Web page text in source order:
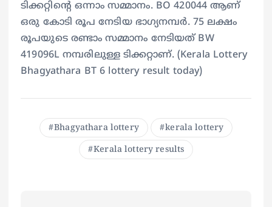
ടിക്കറ്റിന്റെ ഒന്നാം സമ്മാനം. BO 420044 ആണ്
ഒരു കോടി രൂപ നേടിയ ഭാഗ്യനമ്പര്‍. 75 ലക്ഷം
രൂപയുടെ രണ്ടാം സമ്മാനം നേടിയത് BW
419096L നമ്പരിലുള്ള ടിക്കറ്റാണ്. (Kerala Lottery
Bhagyathara BT 6 lottery result today)
Bhagyathara lottery kerala lottery
Kerala lottery results